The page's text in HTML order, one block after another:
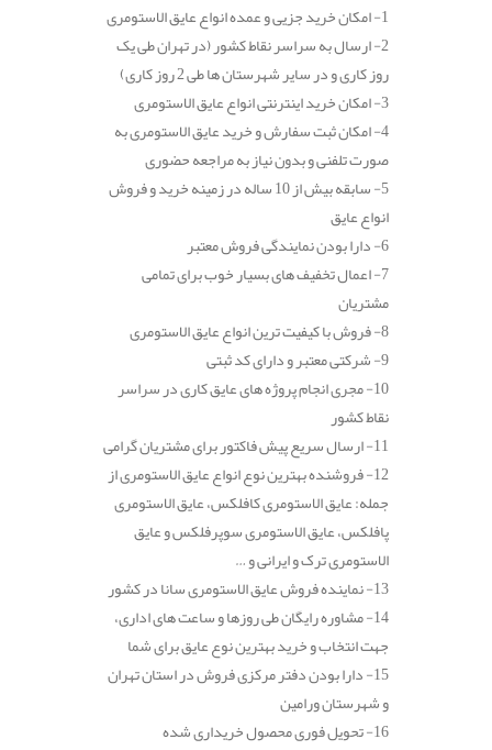
1- امکان خرید جزیی و عمده انواع عایق الاستومری
2- ارسال به سراسر نقاط کشور (در تهران طی یک
روز کاری و در سایر شهرستان ها طی 2 روز کاری)
3- امکان خرید اینترنتی انواع عایق الاستومری
4- امکان ثبت سفارش و خرید عایق الاستومری به
صورت تلفنی و بدون نیاز به مراجعه حضوری
5- سابقه بیش از 10 ساله در زمینه خرید و فروش
انواع عایق
6- دارا بودن نمایندگی فروش معتبر
7- اعمال تخفیف های بسیار خوب برای تمامی
مشتریان
8- فروش با کیفیت ترین انواع عایق الاستومری
9- شرکتی معتبر و دارای کد ثبتی
10- مجری انجام پروژه های عایق کاری در سراسر
نقاط کشور
11- ارسال سریع پیش فاکتور برای مشتریان گرامی
12- فروشنده بهترین نوع انواع عایق الاستومری از
جمله: عایق الاستومری کافلکس، عایق الاستومری
پافلکس، عایق الاستومری سوپرفلکس و عایق
الاستومری ترک و ایرانی و …
13- نماینده فروش عایق الاستومری سانا در کشور
14- مشاوره رایگان طی روزها و ساعت های اداری،
جهت انتخاب و خرید بهترین نوع عایق برای شما
15- دارا بودن دفتر مرکزی فروش در استان تهران
و شهرستان ورامین
16- تحویل فوری محصول خریداری شده